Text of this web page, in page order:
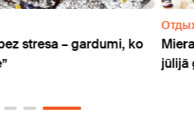
stresa – gardumi, ko
jūlijā